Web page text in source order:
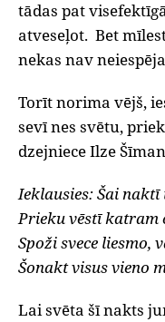
tādas pat
atveseļot. Bet
nekas nav
Torīt norima vējš,
sevī nes svētu,
dzejniece Ilze
Ieklausies: Šai
Prieku vēstī katram
Spoži svece liesmo,
Šonakt visus vieno
Lai svēta šī nakts